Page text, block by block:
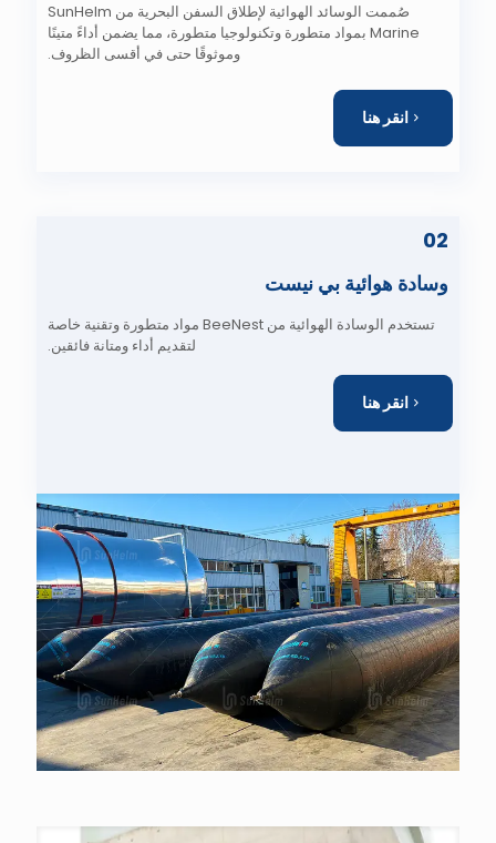
صُممت الوسائد الهوائية لإطلاق السفن البحرية من SunHelm
Marine بمواد متطورة وتكنولوجيا متطورة، مما يضمن أداءً متينًا
وموثوقًا حتى في أقسى الظروف.
انقر هنا
02
وسادة هوائية بي نيست
تستخدم الوسادة الهوائية من BeeNest مواد متطورة وتقنية خاصة
لتقديم أداء ومتانة فائقين.
انقر هنا